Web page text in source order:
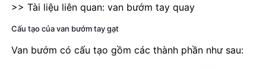
>> Tài liệu liên quan: van bướm tay quay
Cấu tạo của van bướm tay gạt
Van bướm có cấu tạo gồm các thành phần như sau: